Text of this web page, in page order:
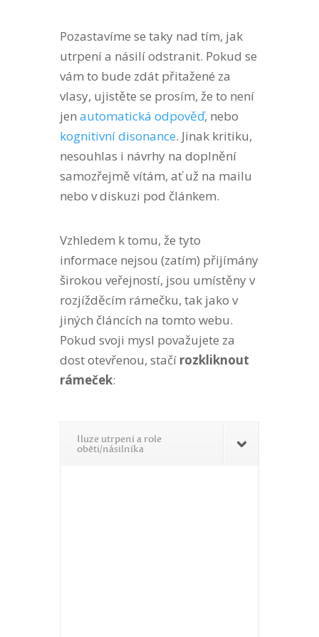
Pozastavíme se taky nad tím, jak
utrpení a násilí odstranit. Pokud se
vám to bude zdát přitažené za
vlasy, ujistěte se prosím, že to není
jen automatická odpověď, nebo
kognitivní disonance. Jinak kritiku,
nesouhlas i návrhy na doplnění
samozřejmě vítám, ať už na mailu
nebo v diskuzi pod článkem.
Vzhledem k tomu, že tyto
informace nejsou (zatím) přijímány
širokou veřejností, jsou umístěny v
rozjížděcím rámečku, tak jako v
jiných článcích na tomto webu.
Pokud svoji mysl považujete za
dost otevřenou, stačí rozkliknout
rámeček:
Iluze utrpení a role
oběti/násilníka